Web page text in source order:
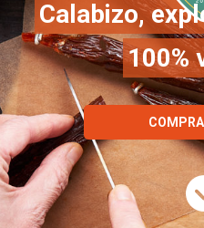
Calabizo,
100%